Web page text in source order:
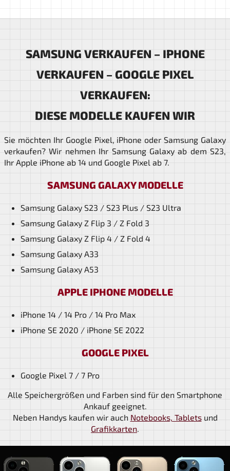
SAMSUNG VERKAUFEN – IPHONE
VERKAUFEN – GOOGLE PIXEL
VERKAUFEN:
DIESE MODELLE KAUFEN WIR
Sie möchten Ihr Google Pixel, iPhone oder Samsung Galaxy
verkaufen? Wir nehmen Ihr Samsung Galaxy ab dem S23,
Ihr Apple iPhone ab 14 und Google Pixel ab 7.
SAMSUNG GALAXY MODELLE
Samsung Galaxy S23 / S23 Plus / S23 Ultra
Samsung Galaxy Z Flip 3 / Z Fold 3
Samsung Galaxy Z Flip 4 / Z Fold 4
Samsung Galaxy A33
Samsung Galaxy A53
APPLE IPHONE MODELLE
iPhone 14 / 14 Pro / 14 Pro Max
iPhone SE 2020 / iPhone SE 2022
GOOGLE PIXEL
Google Pixel 7 / 7 Pro
Alle Speichergrößen und Farben sind für den Smartphone
Ankauf geeignet.
Neben Handys kaufen wir auch Notebooks, Tabletsund
Grafikkarten